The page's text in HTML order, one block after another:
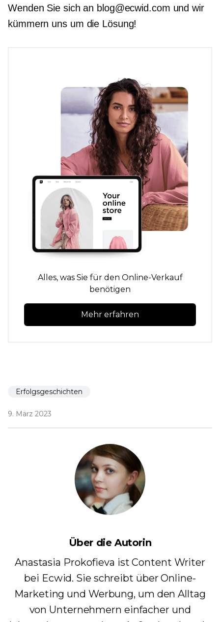
Wenden Sie sich an blog@ecwid.com und wir
kümmern uns um die Lösung!
Alles, was Sie für den Online-Verkauf
benötigen
Mehr erfahren
Erfolgsgeschichten
9. März 2023
Über die Autorin
Anastasia Prokofieva ist Content Writer
bei Ecwid. Sie schreibt über Online-
Marketing und Werbung, um den Alltag
von Unternehmern einfacher und